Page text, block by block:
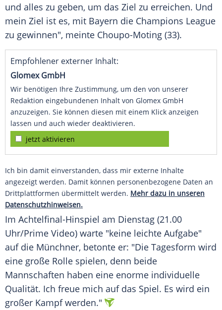
und alles zu geben, um das Ziel zu erreichen. Und
mein Ziel ist es, mit Bayern die Champions League
zu gewinnen", meinte Choupo-Moting (33).
Empfohlener externer Inhalt:
Glomex GmbH
Wir benötigen Ihre Zustimmung, um den von unserer
Redaktion eingebundenen Inhalt von Glomex GmbH
anzuzeigen. Sie können diesen mit einem Klick anzeigen
lassen und auch wieder deaktivieren.
jetzt aktivieren
Ich bin damit einverstanden, dass mir externe Inhalte
angezeigt werden. Damit können personenbezogene Daten an
Drittplattformen übermittelt werden. Mehr dazu in unseren
Datenschutzhinweisen.
Im Achtelfinal-Hinspiel am Dienstag (21.00
Uhr/Prime Video) warte "keine leichte Aufgabe"
auf die Münchner, betonte er: "Die Tagesform wird
eine große Rolle spielen, denn beide
Mannschaften haben eine enorme individuelle
Qualität. Ich freue mich auf das Spiel. Es wird ein
großer Kampf werden."